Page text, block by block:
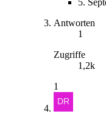
5.
Antworten
1
Zugriffe
1,2k
1